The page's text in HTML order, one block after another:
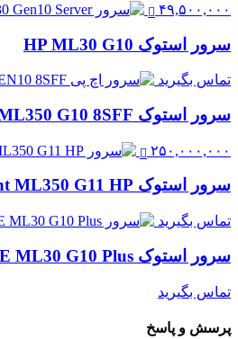
۴۹,۵۰۰,۰۰۰
سرور استوک HP ML30 G10
تماس بگیرید
سرور استوک HPE ML350 G10 8SFF
۲۵۰,۰۰۰,۰۰۰
سرور استوک ProLiant ML350 G11 HP
تماس بگیرید
سرور استوک HPE ML30 G10 Plus
تماس بگیرید
پرسش و پاسخ